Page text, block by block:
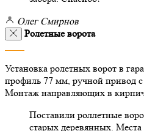
Олег Смирнов
Ролетные ворота
Установка ролетных ворот в
профиль 77 мм, ручной привод
Монтаж направляющих в
Поставили роллетные
старых деревянных.